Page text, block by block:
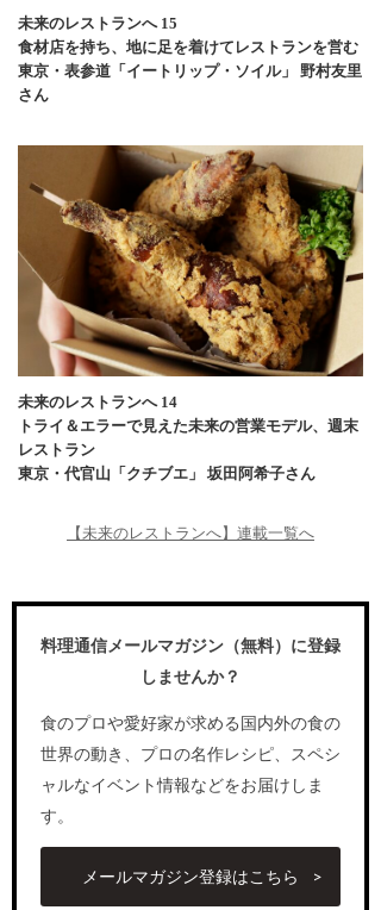
未来のレストランへ 15
食材店を持ち、地に足を着けてレストランを営む
東京・表参道「イートリップ・ソイル」 野村友里
さん
未来のレストランへ 14
トライ＆エラーで見えた未来の営業モデル、週末
レストラン
東京・代官山「クチブエ」 坂田阿希子さん
【未来のレストランへ】連載一覧へ
料理通信メールマガジン（無料）に登録
しませんか？
食のプロや愛好家が求める国内外の食の
世界の動き、プロの名作レシピ、スペシ
ャルなイベント情報などをお届けしま
す。
メールマガジン登録はこちら